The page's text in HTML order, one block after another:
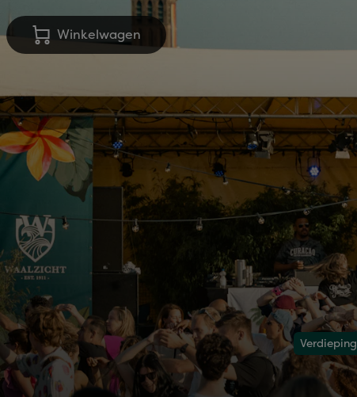
Winkelwagen
Verdieping